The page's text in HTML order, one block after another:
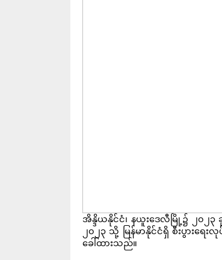
အိန္ဒိယနိုင်ငံ၊ နယူးဒေလီမြို့၌ ၂၀၂
၂၀၂၃ သို့ မြန်မာနိုင်ငံရှိ စီးပွားရ
ခေါ်ထားသည်။